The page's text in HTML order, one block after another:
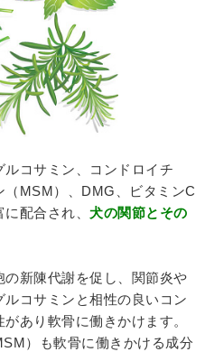
コサミン、コンドロイチ
（MSM）、DMG、ビタミンC
配合され、 犬の関節とその
新陳代謝を促し、関節炎や
コサミンと相性の良いコン
あり軟骨に働きかけます。
）も軟骨に働きかける成分